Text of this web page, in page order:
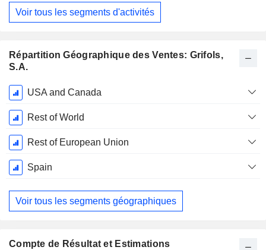
Voir tous les segments d'activités
Répartition Géographique des Ventes: Grifols,
S.A.
Période
Fiscale:
Décembre
USA and Canada
Rest of World
Rest of European Union
Spain
Voir tous les segments géographiques
Compte de Résultat et Estimations